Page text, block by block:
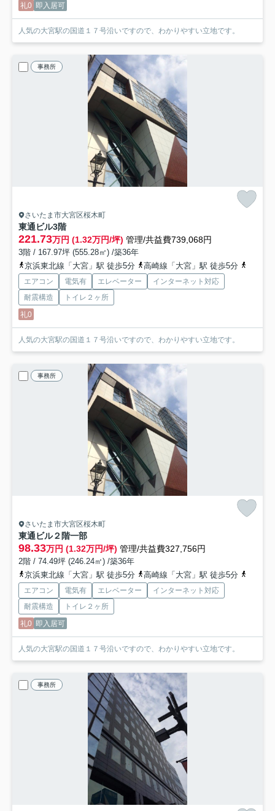
礼0 即入居可
人気の大宮駅の国道１７号沿いですので、わかりやすい立地です。
事務所
さいたま市大宮区桜木町
東通ビル3階
221.73万円 (1.32万円/坪) 管理/共益費739,068円
3階 / 167.97坪 (555.28㎡) /築36年
京浜東北線「大宮」駅 徒歩5分
高崎線「大宮」駅 徒歩5分
エアコン 電気有 エレベーター
インターネット対応
耐震構造
トイレ２ヶ所
礼0
人気の大宮駅の国道１７号沿いですので、わかりやすい立地です。
事務所
さいたま市大宮区桜木町
東通ビル２階一部
98.33万円 (1.32万円/坪) 管理/共益費327,756円
2階 / 74.49坪 (246.24㎡) /築36年
京浜東北線「大宮」駅 徒歩5分
高崎線「大宮」駅 徒歩5分
エアコン 電気有 エレベーター
インターネット対応
耐震構造
トイレ２ヶ所
礼0 即入居可
人気の大宮駅の国道１７号沿いですので、わかりやすい立地です。
事務所